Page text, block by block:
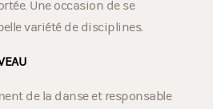
Une occasion de se
variété de disciplines.
de la danse et responsable